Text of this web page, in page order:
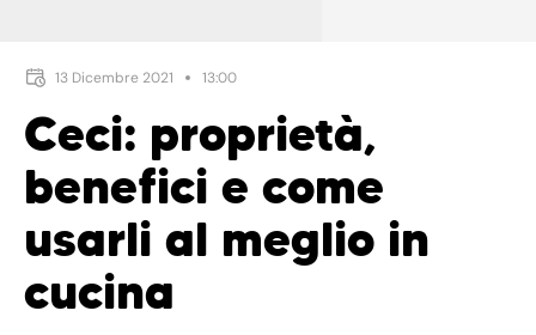
13 Dicembre 2021 13:00
Ceci: proprietà,
benefici e come
usarli al meglio in
cucina